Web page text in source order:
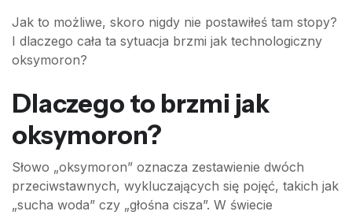
Jak to możliwe, skoro nigdy nie postawiłeś tam stopy?
I dlaczego cała ta sytuacja brzmi jak technologiczny
oksymoron?
Dlaczego to brzmi jak
oksymoron?
Słowo „oksymoron” oznacza zestawienie dwóch
przeciwstawnych, wykluczających się pojęć, takich jak
„sucha woda” czy „głośna cisza”. W świecie